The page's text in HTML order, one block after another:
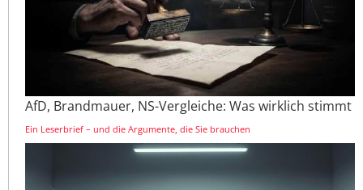
AfD, Brandmauer, NS-Vergleiche: Was wirklich stimmt
Ein Leserbrief – und die Argumente, die Sie brauchen